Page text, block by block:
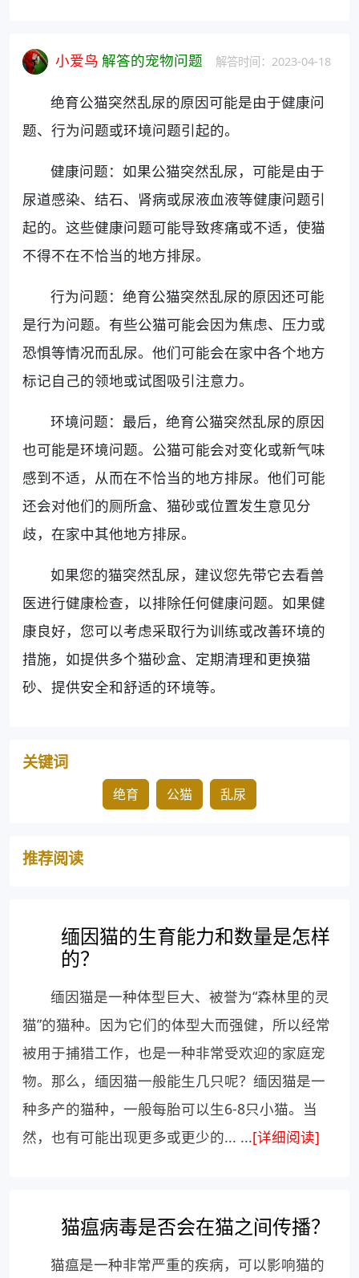
小爱鸟 解答的宠物问题 解答时间：2023-04-18
绝育公猫突然乱尿的原因可能是由于健康问
题、行为问题或环境问题引起的。
健康问题：如果公猫突然乱尿，可能是由于
尿道感染、结石、肾病或尿液血液等健康问题引
起的。这些健康问题可能导致疼痛或不适，使猫
不得不在不恰当的地方排尿。
行为问题：绝育公猫突然乱尿的原因还可能
是行为问题。有些公猫可能会因为焦虑、压力或
恐惧等情况而乱尿。他们可能会在家中各个地方
标记自己的领地或试图吸引注意力。
环境问题：最后，绝育公猫突然乱尿的原因
也可能是环境问题。公猫可能会对变化或新气味
感到不适，从而在不恰当的地方排尿。他们可能
还会对他们的厕所盒、猫砂或位置发生意见分
歧，在家中其他地方排尿。
如果您的猫突然乱尿，建议您先带它去看兽
医进行健康检查，以排除任何健康问题。如果健
康良好，您可以考虑采取行为训练或改善环境的
措施，如提供多个猫砂盒、定期清理和更换猫
砂、提供安全和舒适的环境等。
关键词
绝育 公猫 乱尿
推荐阅读
缅因猫的生育能力和数量是怎样
的？
缅因猫是一种体型巨大、被誉为“森林里的灵
猫”的猫种。因为它们的体型大而强健，所以经常
被用于捕猎工作，也是一种非常受欢迎的家庭宠
物。那么，缅因猫一般能生几只呢？缅因猫是一
种多产的猫种，一般每胎可以生6-8只小猫。当
然，也有可能出现更多或更少的... ...[详细阅读]
猫瘟病毒是否会在猫之间传播？
猫瘟是一种非常严重的疾病，可以影响猫的